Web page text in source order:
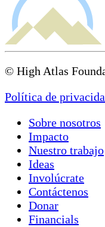
© High Atlas
Política de
Sobre nosotros
Impacto
Nuestro trabajo
Ideas
Involúcrate
Contáctenos
Donar
Financials